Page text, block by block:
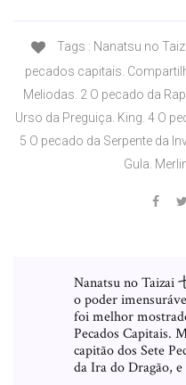
Tags : Nanatsu no
pecados capitais.
Meliodas. 2 O pecado da
Urso da Preguiça. King. 4 O
5 O pecado da Serpente da
Gula.
Nanatsu no Taizai
o poder
foi melhor
Pecados Capitais.
capitão dos Sete
da Ira do Dragão,